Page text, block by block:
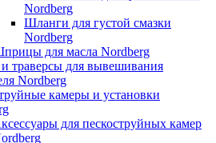
Nordberg
Шланги для густой смазки
Nordberg
для масла Nordberg
траверсы для вывешивания
Nordberg
камеры и установки
для пескоструйных камер